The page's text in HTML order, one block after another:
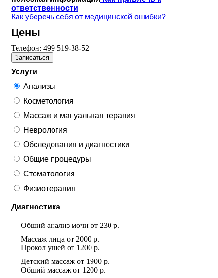
ответственности
Как уберечь себя от медицинской ошибки?
Цены
Телефон: 499 519-38-52
Записаться
Услуги
Анализы
Косметология
Массаж и мануальная терапия
Неврология
Обследования и диагностики
Общие процедуры
Стоматология
Физиотерапия
Диагностика
Общий анализ мочи от 230 р.
Массаж лица от 2000 р.
Прокол ушей от 1200 р.
Детский массаж от 1900 р.
Общий массаж от 1200 р.